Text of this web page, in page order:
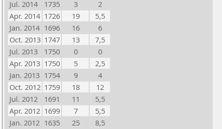
Jul. 2014
1735 3
2
Apr. 2014 1726 19
5,5
Jan. 2014 1696 16
6
Oct. 2013 1747 13
7,5
Jul. 2013
1750 0
0
Apr. 2013 1750 5
2,5
Jan. 2013 1754 9
4
Oct. 2012 1759 18
12
Jul. 2012
1691 11
5,5
Apr. 2012 1699 7
5,5
Jan. 2012 1635 25
8,5